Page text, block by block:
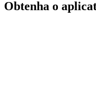
Obtenha o